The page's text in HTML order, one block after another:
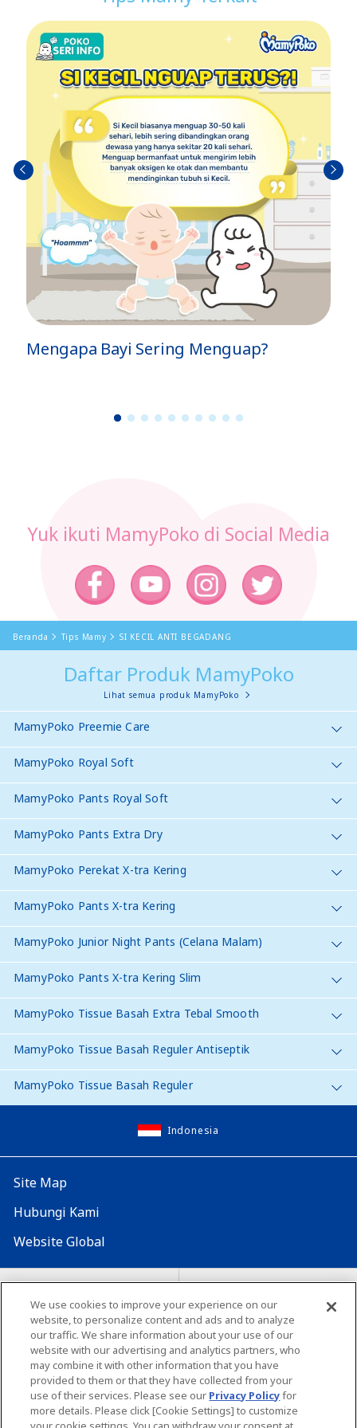
Mengapa Bayi Sering Menguap?
Sebel
umn
Berik
utny
1 2 3 4 5 6 7 8 9 1
Yuk ikuti MamyPoko di Social Media
Beranda Tips Mamy SI KECIL ANTI BEGADANG
Daftar Produk MamyPoko
Lihat semua produk MamyPoko
MamyPoko Preemie Care
MamyPoko Royal Soft
MamyPoko Pants Royal Soft
MamyPoko Pants Extra Dry
MamyPoko Perekat X-tra Kering
MamyPoko Pants X-tra Kering
MamyPoko Junior Night Pants (Celana Malam)
MamyPoko Pants X-tra Kering Slim
MamyPoko Tissue Basah Extra Tebal Smooth
MamyPoko Tissue Basah Reguler Antiseptik
MamyPoko Tissue Basah Reguler
Indonesia
Site Map
Hubungi Kami
Website Global
Map Situs Lokasi seluruh dunia
Tentang penggunaan situs ini Lingkungan yang dianjurkan
We use cookies to improve your experience on our
website, to personalize content and ads and to analyze
our traffic. We share information about your use of our
website with our advertising and analytics partners, who
may combine it with other information that you have
provided to them or that they have collected from your
use of their services. Please see our Privacy Policyfor
more details. Please click [Cookie Settings] to customize